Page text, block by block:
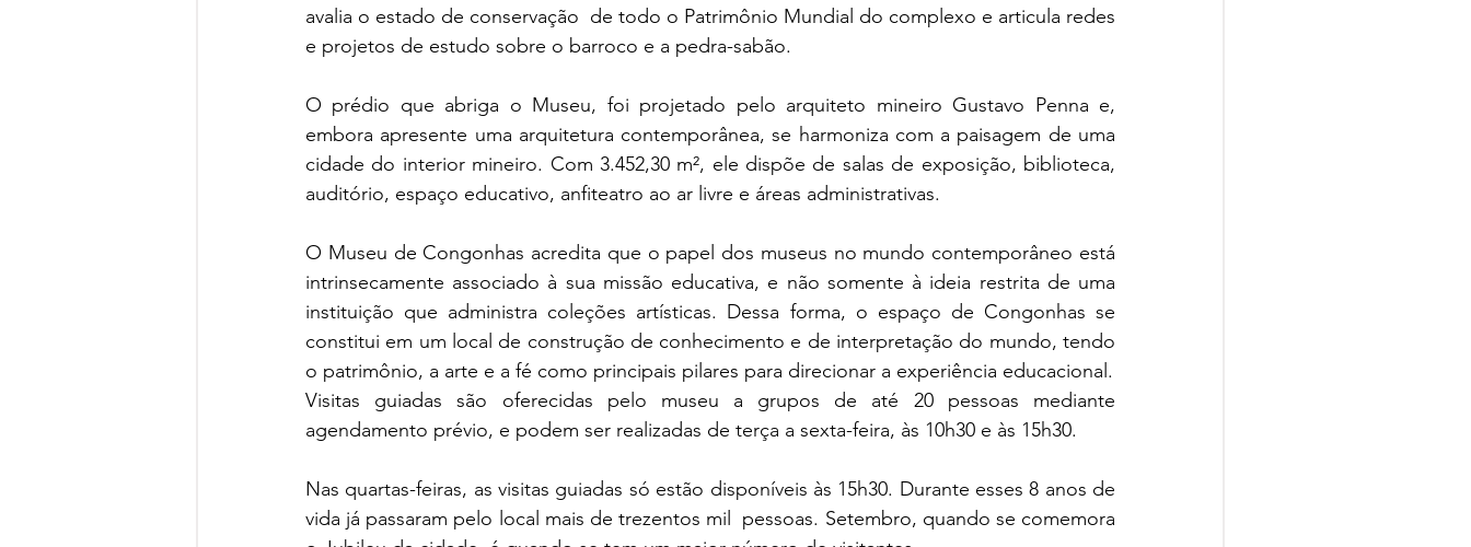
avalia o estado de conservação  de todo o Patrimônio Mundial do complexo e articula redes
e projetos de estudo sobre o barroco e a pedra-sabão.
O prédio que abriga o Museu, foi projetado pelo arquiteto mineiro Gustavo Penna e,
embora apresente uma arquitetura contemporânea, se harmoniza com a paisagem de uma
cidade do interior mineiro. Com 3.452,30 m², ele dispõe de salas de exposição, biblioteca,
auditório, espaço educativo, anfiteatro ao ar livre e áreas administrativas.
O Museu de Congonhas acredita que o papel dos museus no mundo contemporâneo está
intrinsecamente associado à sua missão educativa, e não somente à ideia restrita de uma
instituição que administra coleções artísticas. Dessa forma, o espaço de Congonhas se
constitui em um local de construção de conhecimento e de interpretação do mundo, tendo
o patrimônio, a arte e a fé como principais pilares para direcionar a experiência educacional.
Visitas guiadas são oferecidas pelo museu a grupos de até 20 pessoas mediante
agendamento prévio, e podem ser realizadas de terça a sexta-feira, às 10h30 e às 15h30.
Nas quartas-feiras, as visitas guiadas só estão disponíveis às 15h30. Durante esses 8 anos de
vida já passaram pelo local mais de trezentos mil  pessoas. Setembro, quando se comemora